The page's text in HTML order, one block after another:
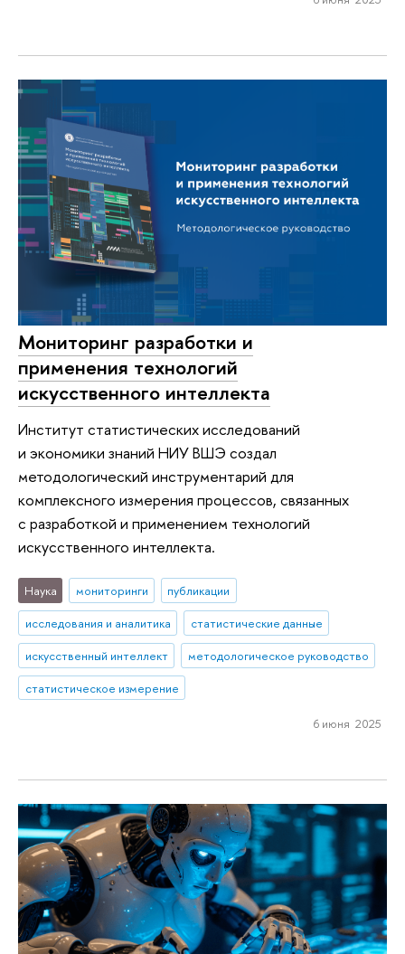
Мониторинг разработки и
применения технологий
искусственного интеллекта
Институт статистических исследований
и экономики знаний НИУ ВШЭ создал
методологический инструментарий для
комплексного измерения процессов, связанных
с разработкой и применением технологий
искусственного интеллекта.
Наука мониторинги
публикации
исследования и аналитика
статистические данные
искусственный интеллект
методологическое руководство
статистическое измерение
6 июня 2025